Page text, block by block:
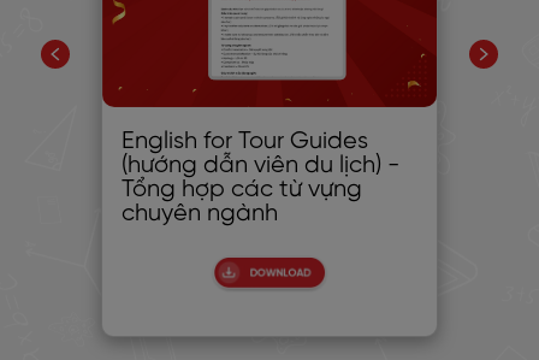
English for Tour Guides
(hướng dẫn viên du lịch) -
Tổng hợp các từ vựng
chuyên ngành